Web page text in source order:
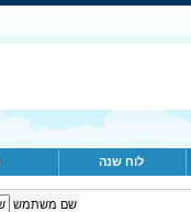
לוח שנה
שם משתמש